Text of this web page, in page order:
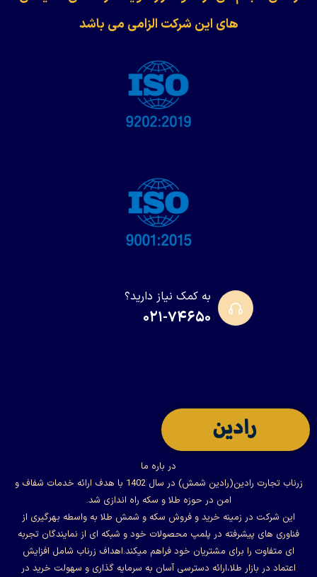
های این شرکت الزامی می باشد
به کمک نیاز دارید؟
۰۲۱-۷۴۶۵۰
در باره ما
زرناب تجارت رادین(رادین شمش) در سال 1402 با هدف ارائه خدمات شفاف و
امن در حوزه طلا و سکه راه اندازی شد.
این شرکت در زمینه خرید و فروش سکه و شمش طلا به واسطه بهرگیری از
فناوری های پیشرفته در پلمپ محصولات خود و شبکه ای از نمایندگان تجربه
ای متفاوت را برای مشتریان خود فراهم میکند.اهداف زرناب شامل افزایش
اعتماد در بازار طلا،ارائه دسترسی آسان به سرمایه گذاری و سهولت خرید در